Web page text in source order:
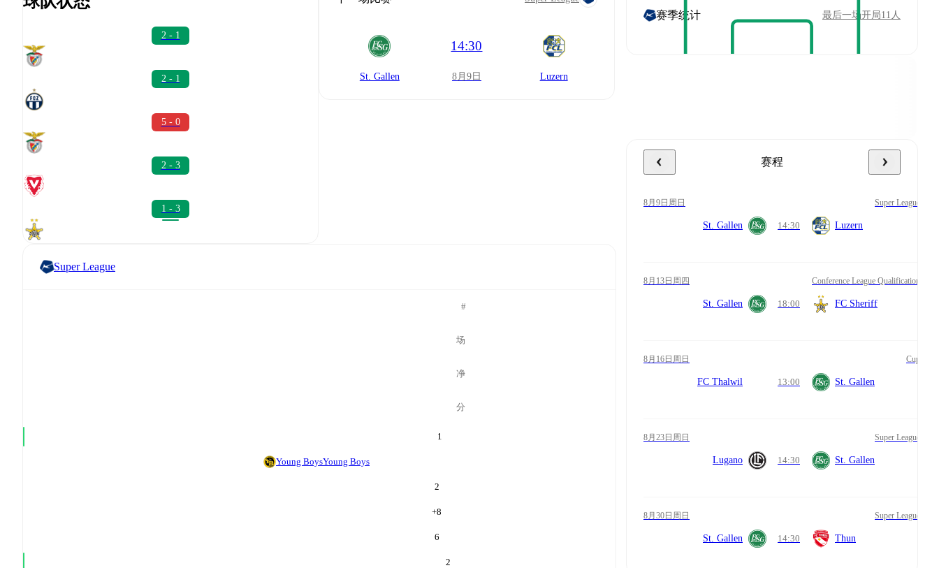
2 - 1
2 - 1
5 - 0
2 - 3
1 - 3
St. Gallen
14:30
8月9日 Luzern
Super League
#
场
净
分
1
Young BoysYoung Boys
2
+8
6
2
赛季统计 最后一场开局11人
赛程
8月9日周日 Super League
St. Gallen 14:30 Luzern
8月13日周四 Conference League Qualification
St. Gallen 18:00 FC Sheriff
8月16日周日 Cup
FC Thalwil 13:00 St. Gallen
8月23日周日 Super League
Lugano 14:30 St. Gallen
8月30日周日 Super League
St. Gallen 14:30 Thun